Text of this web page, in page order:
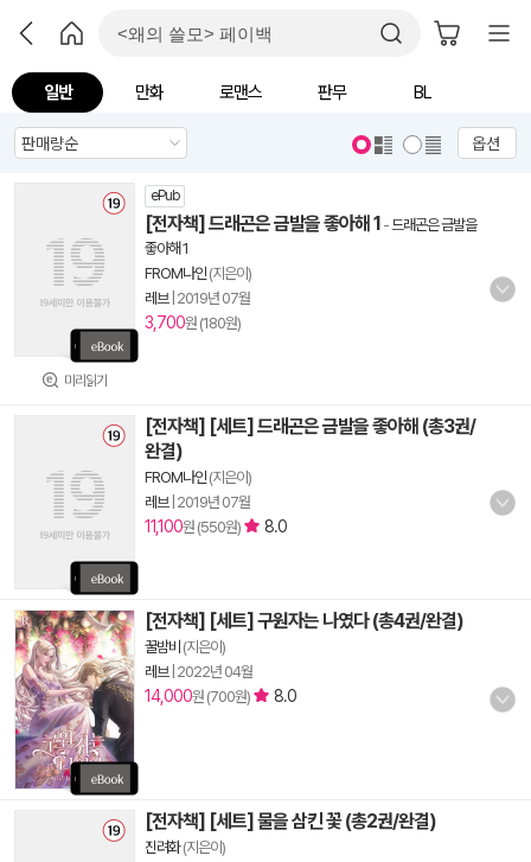
일반 만화 로맨스 판무 BL
옵션
미리읽기
ePub
[전자책] 드래곤은 금발을 좋아해 1 -드래곤은 금발을
좋아해 1
FROM나인 (지은이)
레브| 2019년 07월
3,700원 (180원)
[전자책] [세트] 드래곤은 금발을 좋아해 (총3권/
완결)
FROM나인 (지은이)
레브| 2019년 07월
11,100원 (550원) 8.0
[전자책] [세트] 구원자는 나였다 (총4권/완결)
꿀밤비 (지은이)
레브| 2022년 04월
14,000원 (700원) 8.0
[전자책] [세트] 물을 삼킨 꽃 (총2권/완결)
진려화(지은이)